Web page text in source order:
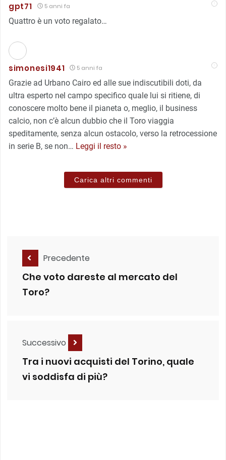
gpt71 5 anni fa
Quattro è un voto regalato…
simonesi1941 5 anni fa
Grazie ad Urbano Cairo ed alle sue indiscutibili doti, da
ultra esperto nel campo specifico quale lui si ritiene, di
conoscere molto bene il pianeta o, meglio, il business
calcio, non c’è alcun dubbio che il Toro viaggia
speditamente, senza alcun ostacolo, verso la retrocessione
in serie B, se non… Leggi il resto »
Carica altri commenti
Precedente
Che voto dareste al mercato del
Toro?
Successivo
Tra i nuovi acquisti del Torino, quale
vi soddisfa di più?